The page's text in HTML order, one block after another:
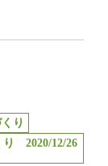
り
り 2020/12/26